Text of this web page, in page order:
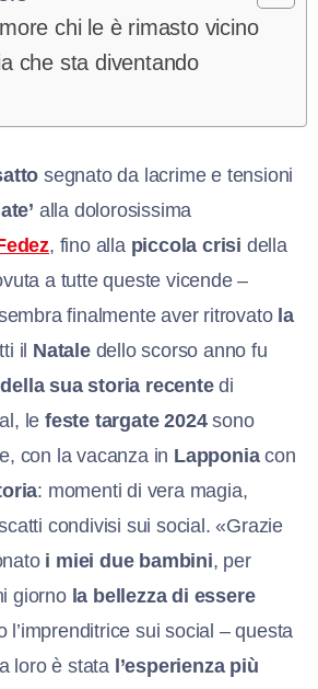
chi le è rimasto vicino
che sta diventando
segnato da lacrime e tensioni
alla dolorosissima
, fino alla piccola crisi della
a tutte queste vicende –
finalmente aver ritrovato la
il Nataledello scorso anno fu
sua storia recentedi
lefeste targate 2024sono
con la vacanza in Lapponiacon
: momenti di vera magia,
condivisi sui social. «Grazie
i miei due bambini, per
giorno la bellezza di essere
l’imprenditrice sui social – questa
loro è stata l’esperienza più